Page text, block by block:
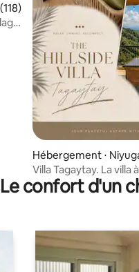
moyenne sur la base de
Hébergement ⋅
Villa Tagaytay. La villa
Le confort d'un